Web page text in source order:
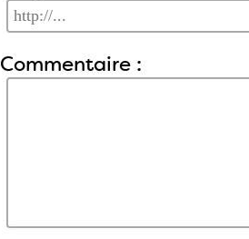
Commentaire :